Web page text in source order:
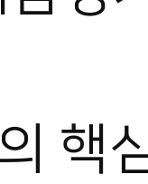
핵